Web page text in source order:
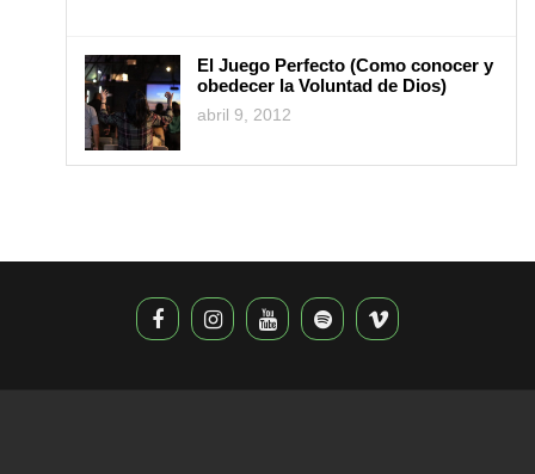
El Juego Perfecto (Como conocer y
obedecer la Voluntad de Dios)
abril 9, 2012